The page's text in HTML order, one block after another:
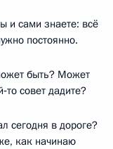
и сами знаете: всё
постоянно.
быть? Может
совет дадите?
сегодня в дороге?
как начинаю